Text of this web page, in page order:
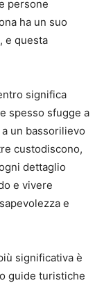
persone
ha un suo
e questa
significa
spesso sfugge a
un bassorilievo
custodiscono,
dettaglio
e vivere
e
significativa è
guide turistiche